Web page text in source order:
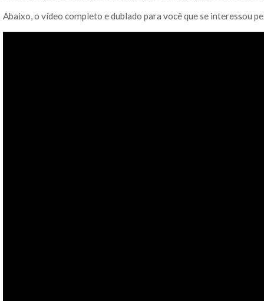
Abaixo, o vídeo completo e dublado para você que se interessou